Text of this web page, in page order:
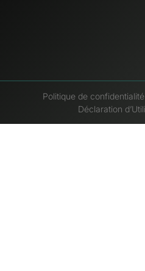
Politique de confidentialité
Déclaration